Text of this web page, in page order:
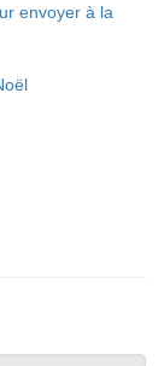
envoyer à la